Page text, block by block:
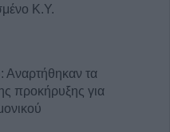
Κ.Y.
Αναρτήθηκαν τα
προκήρυξης για